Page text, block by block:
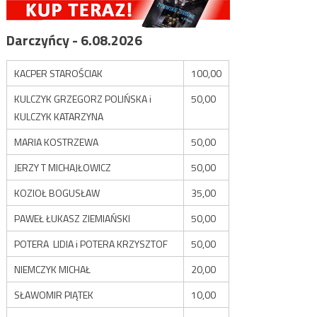
Darczyńcy - 6.08.2026
KACPER STAROŚCIAK
100,00
KULCZYK GRZEGORZ POLIŃSKA i
KULCZYK KATARZYNA
50,00
MARIA KOSTRZEWA
50,00
JERZY T MICHAJŁOWICZ
50,00
KOZIOŁ BOGUSŁAW
35,00
PAWEŁ ŁUKASZ ZIEMIAŃSKI
50,00
POTERA LIDIA i POTERA KRZYSZTOF
50,00
NIEMCZYK MICHAŁ
20,00
SŁAWOMIR PIĄTEK
10,00